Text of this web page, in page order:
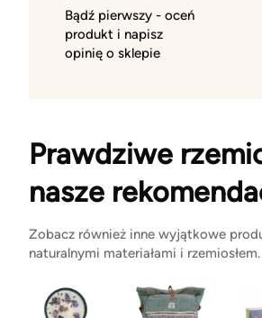
Bądź pierwszy - oceń
produkt i napisz
opinię o sklepie
Prawdziwe
nasze
Zobacz również inne wyjątkowe
naturalnymi materiałami i rzemiosłem.